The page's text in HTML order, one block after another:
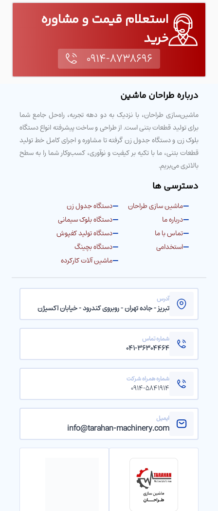
استعلام قیمت و مشاوره
خرید
۰۹۱۴-۸۷۳۸۶۹۶
درباره طراحان ماشین
ماشین‌سازی طراحان، با نزدیک به دو دهه تجربه، راه‌حل جامع شما
برای تولید قطعات بتنی است. از طراحی و ساخت پیشرفته انواع دستگاه
بلوک زن و دستگاه جدول زن گرفته تا مشاوره و اجرای کامل خط تولید
قطعات بتنی، ما با تکیه بر کیفیت و نوآوری، کسب‌وکار شما را به سطح
بالاتری می‌بریم.
دسترسی ها
ماشین سازی طراحان
درباره ما
تماس با ما
استخدامی
دستگاه جدول زن
دستگاه بلوک سیمانی
دستگاه تولید کفپوش
دستگاه بچینگ
ماشین آلات کارکرده
آدرس
تبریز - جاده تهران - روبروی کندرود - خیابان اکسیژن
شماره تماس
۰۴۱-۳۶۳۰۴۴۶۴
شماره همراه شرکت
۰۹۱۴-۵۸۴۱۹۱۴
ایمیل
info@tarahan-machinery.com